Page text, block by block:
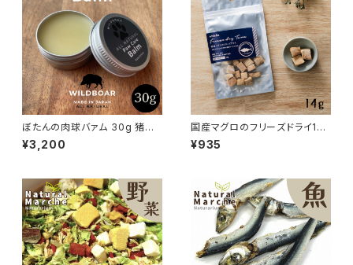
ぼたんの肉球バァム 30g 猪油
日本ミツバチ 肉球クリーム
¥3,200
国産マグロのフリーズドライ14g
whitefox
¥935